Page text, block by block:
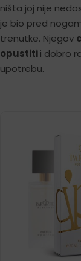
ništa joj nije
je bio pred
trenutke. Njegov
opustitii dobro
upotrebu.